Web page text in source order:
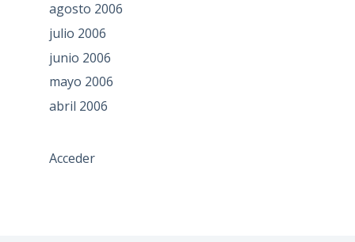
agosto 2006
julio 2006
junio 2006
mayo 2006
abril 2006
Acceder